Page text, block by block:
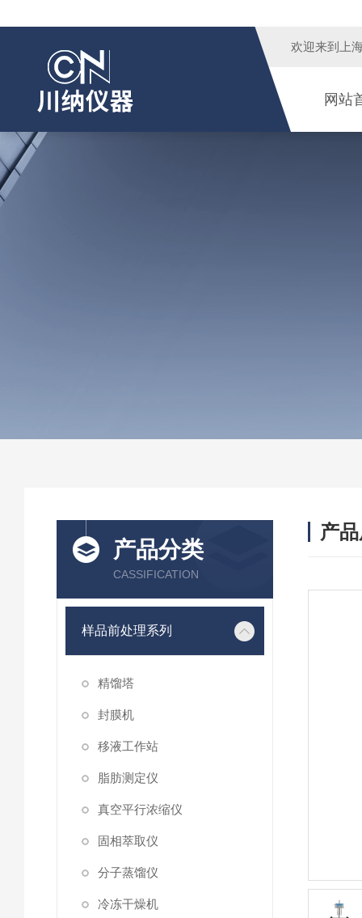
欢迎来到 上
网站
产品分类
CASSIFICATION
样品前处理系列
精馏塔
封膜机
移液工作站
脂肪测定仪
真空平行浓缩仪
固相萃取仪
分子蒸馏仪
冷冻干燥机
产